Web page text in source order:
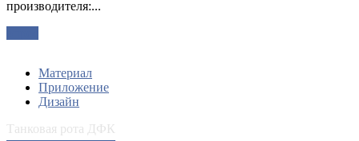
производителя:...
Материал
Приложение
Дизайн
Танковая рота ДФК